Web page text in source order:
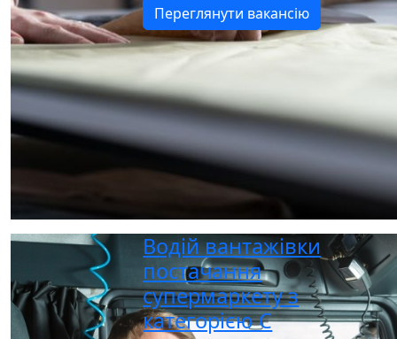
Переглянути вакансію
Водій вантажівки
постачання
супермаркету з
категорією C